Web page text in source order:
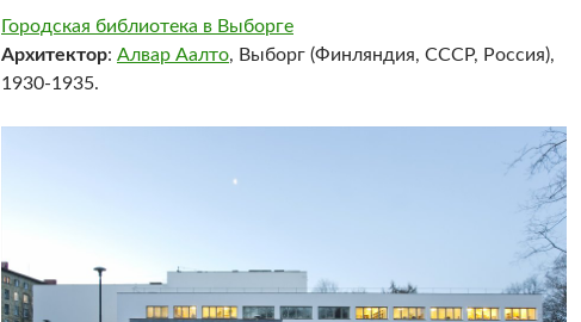
Городская библиотека в Выборге
Архитектор: Алвар Аалто, Выборг (Финляндия, СССР, Россия),
1930-1935.